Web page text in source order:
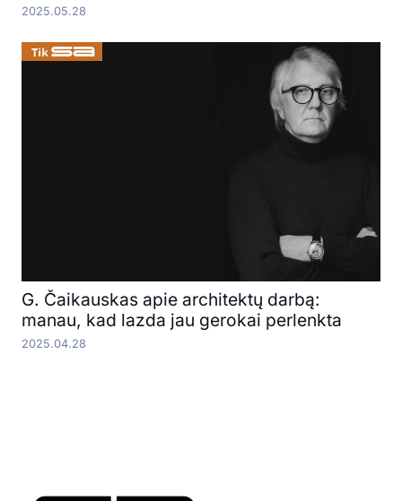
2025.05.28
G. Čaikauskas apie architektų darbą:
manau, kad lazda jau gerokai perlenkta
2025.04.28